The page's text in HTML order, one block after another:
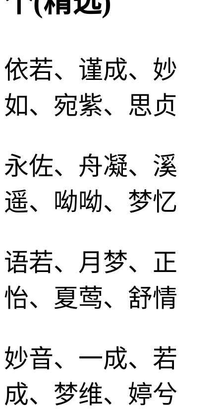
依若、谨成、妙
如、宛紫、思贞
永佐、舟凝、溪
遥、呦呦、梦忆
语若、月梦、正
怡、夏莺、舒情
妙音、一成、若
成、梦维、婷兮